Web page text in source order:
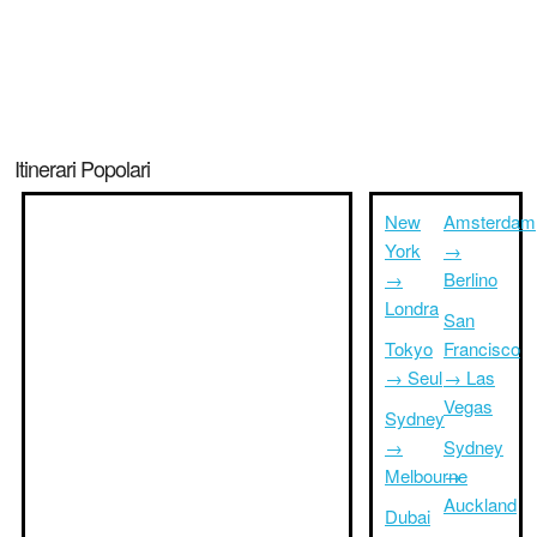
Itinerari Popolari
New
York
→
Londra
Tokyo
→ Seul
Sydney
→
Melbourne
Dubai
Amsterdam
→
Berlino
San
Francisco
→ Las
Vegas
Sydney
→
Auckland